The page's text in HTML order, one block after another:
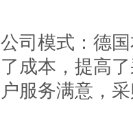
公司模式：德
了成本，提高
户服务满意，